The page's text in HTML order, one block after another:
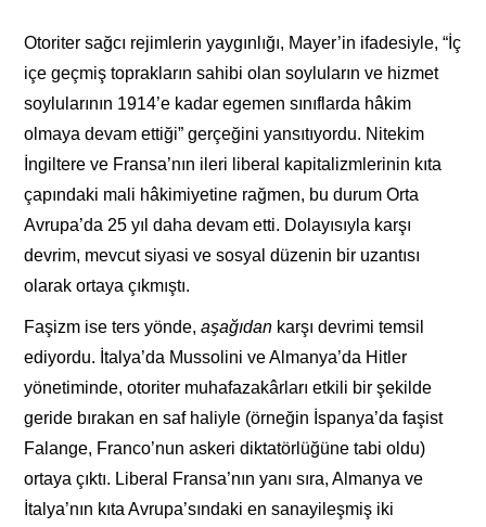
Otoriter sağcı rejimlerin yaygınlığı, Mayer’in ifadesiyle, “İç
içe geçmiş toprakların sahibi olan soyluların ve hizmet
soylularının 1914’e kadar egemen sınıflarda hâkim
olmaya devam ettiği” gerçeğini yansıtıyordu. Nitekim
İngiltere ve Fransa’nın ileri liberal kapitalizmlerinin kıta
çapındaki mali hâkimiyetine rağmen, bu durum Orta
Avrupa’da 25 yıl daha devam etti. Dolayısıyla karşı
devrim, mevcut siyasi ve sosyal düzenin bir uzantısı
olarak ortaya çıkmıştı.
Faşizm ise ters yönde,aşağıdan karşı devrimi temsil
ediyordu. İtalya’da Mussolini ve Almanya’da Hitler
yönetiminde, otoriter muhafazakârları etkili bir şekilde
geride bırakan en saf haliyle (örneğin İspanya’da faşist
Falange, Franco’nun askeri diktatörlüğüne tabi oldu)
ortaya çıktı. Liberal Fransa’nın yanı sıra, Almanya ve
İtalya’nın kıta Avrupa’sındaki en sanayileşmiş iki